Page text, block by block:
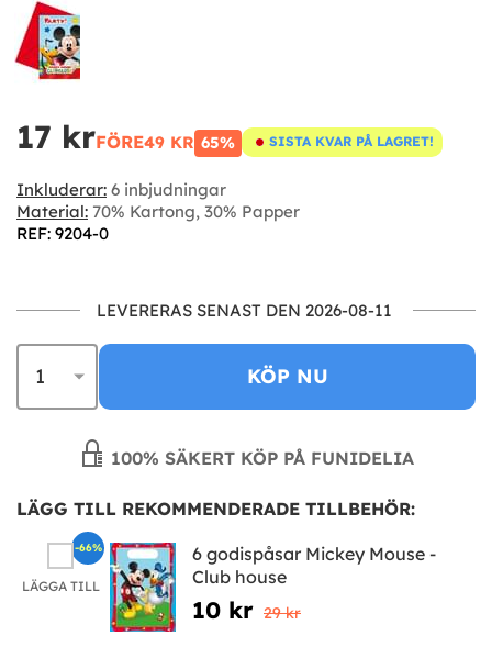
17 krFÖRE49 KR 65% SISTA KVAR PÅ LAGRET!
Inkluderar: 6 inbjudningar
Material: 70% Kartong, 30% Papper
REF: 9204-0
LEVERERAS SENAST DEN 2026-08-11
KÖP NU
100% SÄKERT KÖP PÅ FUNIDELIA
LÄGG TILL REKOMMENDERADE TILLBEHÖR:
LÄGGA TILL
6 godispåsar Mickey Mouse -
Club house
10 kr 29 kr
-66%